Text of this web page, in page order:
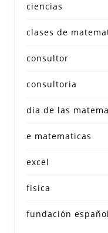
ciencias
clases de
consultor
consultoria
dia de las
e matematicas
excel
fisica
fundación